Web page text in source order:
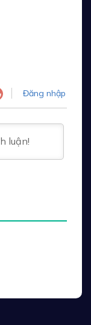
Đăng nhập